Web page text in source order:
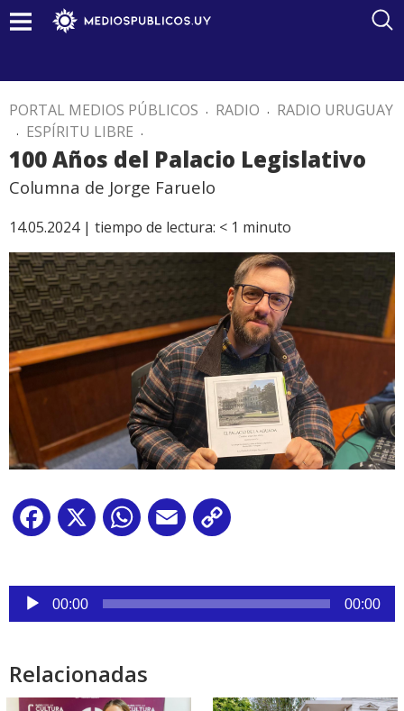
PORTAL MEDIOS PÚBLICOS . RADIO . RADIO URUGUAY
. ESPÍRITU LIBRE .
100 Años del Palacio Legislativo
Columna de Jorge Faruelo
14.05.2024 | tiempo de lectura: < 1 minuto
Facebook
X WhatsApp
Email
Reproductor
de
00:00 00:00
Relacionadas